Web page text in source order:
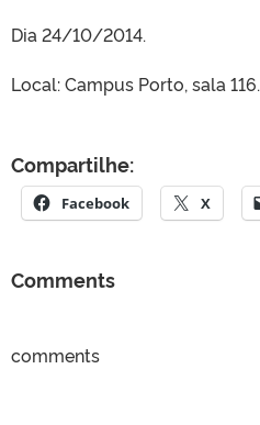
Dia 24/10/2014.
Local: Campus Porto, sala 116.
Compartilhe:
Facebook X
Comments
comments